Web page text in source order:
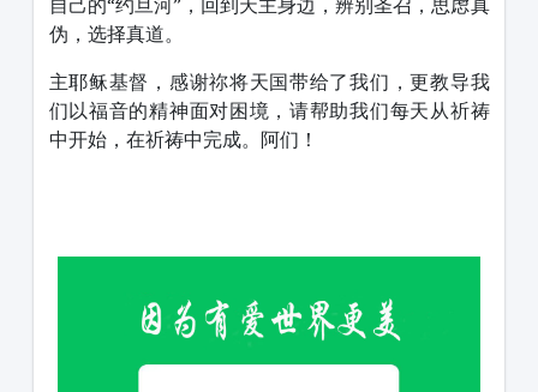
自己的“约旦河”，回到天主身边，辨别圣召，思虑真
伪，选择真道。
主耶稣基督，感谢祢将天国带给了我们，更教导我
们以福音的精神面对困境，请帮助我们每天从祈祷
中开始，在祈祷中完成。阿们！